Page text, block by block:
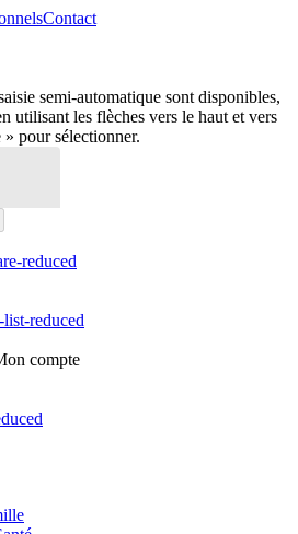
Contact
semi-automatique sont disponibles,
utilisant les flèches vers le haut et vers
pour sélectionner.
compte